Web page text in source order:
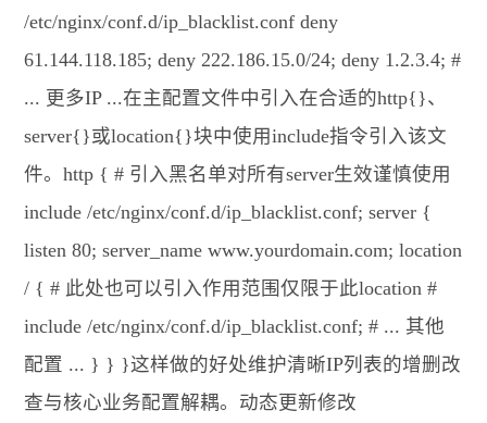
/etc/nginx/conf.d/ip_blacklist.conf deny
61.144.118.185; deny 222.186.15.0/24; deny 1.2.3.4; #
... 更多IP ...在主配置文件中引入在合适的http{}、
server{}或location{}块中使用include指令引入该文
件。http { # 引入黑名单对所有server生效谨慎使用
include /etc/nginx/conf.d/ip_blacklist.conf; server {
listen 80; server_name www.yourdomain.com; location
/ { # 此处也可以引入作用范围仅限于此location #
include /etc/nginx/conf.d/ip_blacklist.conf; # ... 其他
配置 ... } } }这样做的好处维护清晰IP列表的增删改
查与核心业务配置解耦。动态更新修改